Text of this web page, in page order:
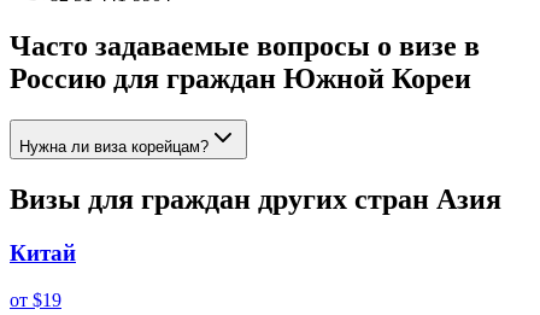
Часто задаваемые вопросы о визе в
Россию для граждан Южной Кореи
Нужна ли виза корейцам?
Визы для граждан других стран Азия
Китай
от $19